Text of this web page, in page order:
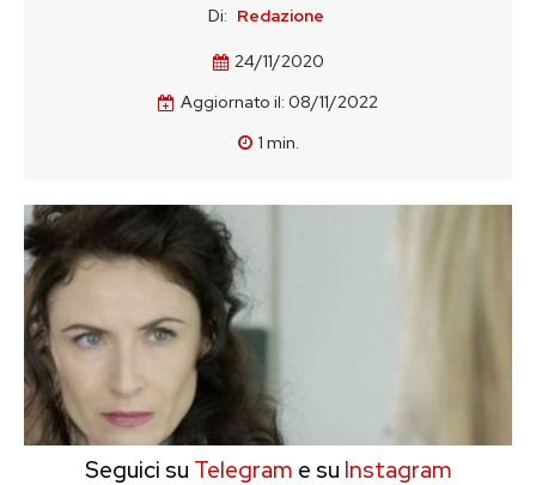
Di: Redazione
24/11/2020
Aggiornato il: 08/11/2022
1 min.
Seguici su Telegram e su Instagram